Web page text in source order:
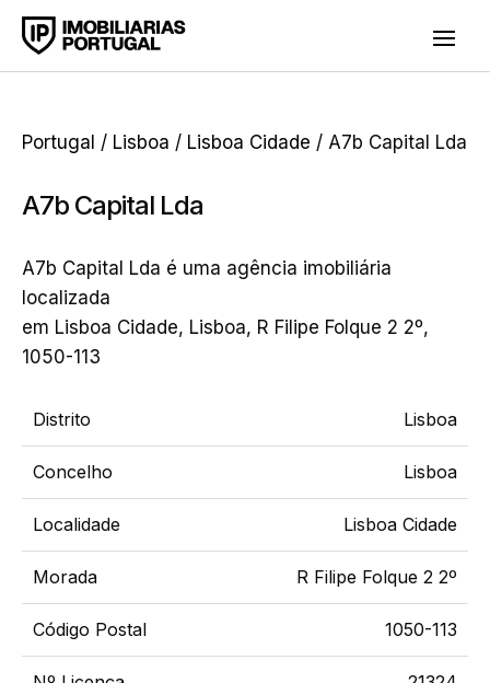
Portugal / Lisboa / Lisboa Cidade / A7b Capital Lda
A7b Capital Lda
A7b Capital Lda é uma agência imobiliária
localizada
em Lisboa Cidade, Lisboa, R Filipe Folque 2 2º,
1050-113
Distrito Lisboa
Concelho Lisboa
Localidade Lisboa Cidade
Morada R Filipe Folque 2 2º
Código Postal 1050-113